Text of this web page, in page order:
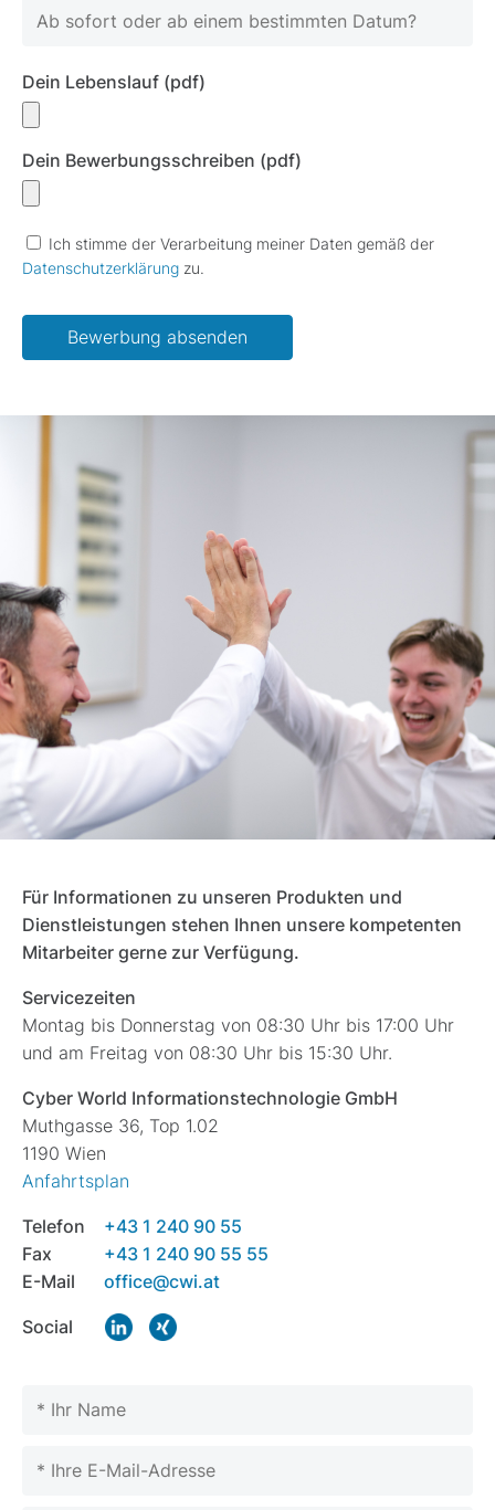
Dein Lebenslauf (pdf)
Dein Bewerbungsschreiben (pdf)
Ich stimme der Verarbeitung meiner Daten gemäß der
Datenschutz­erklärung zu.
Für Informationen zu unseren Produkten und
Dienstleistungen stehen Ihnen unsere kompetenten
Mitarbeiter gerne zur Verfügung.
Servicezeiten
Montag bis Donnerstag von 08:30 Uhr bis 17:00 Uhr
und am Freitag von 08:30 Uhr bis 15:30 Uhr.
Cyber World Informationstechnologie GmbH
Muthgasse 36, Top 1.02
1190 Wien
Anfahrtsplan
Telefon
+43 1 240 90 55
Fax
+43 1 240 90 55 55
E-Mail
office@cwi.at
Social
Please leave this field empty.
Please leave this field empty.